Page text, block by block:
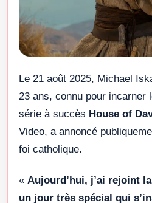
Le 21 août 2025, Michael
23 ans, connu pour incarner
série à succès House of
Video, a annoncé
foi catholique.
« Aujourd’hui, j’ai rejoint
un jour très spécial qui